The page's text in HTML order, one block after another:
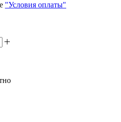
"Условия оплаты"